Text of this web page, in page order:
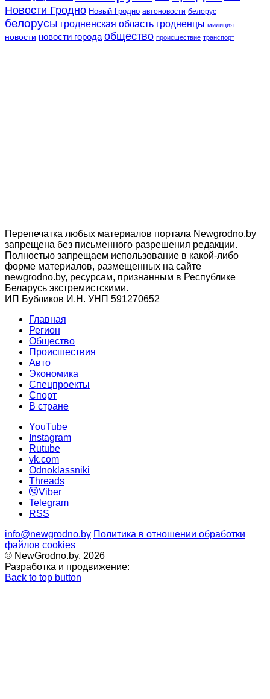
Новости Гродно Новый Гродно автоновости белорус
белорусы гродненская область гродненцы милиция
новости новости города общество происшествие транспорт
Перепечатка любых материалов портала Newgrodno.by
запрещена без письменного разрешения редакции.
Полностью запрещаем использование в какой-либо
форме материалов, размещенных на сайте
newgrodno.by, ресурсам, признанным в Республике
Беларусь экстремистскими.
ИП Бубликов И.Н. УНП 591270652
Главная
Регион
Общество
Происшествия
Авто
Экономика
Спецпроекты
Cпорт
В стране
YouTube
Instagram
Rutube
vk.com
Odnoklassniki
Threads
Viber
Telegram
RSS
info@newgrodno.by Политика в отношении обработки
файлов cookies
© NewGrodno.by, 2026
Разработка и продвижение:
Back to top button